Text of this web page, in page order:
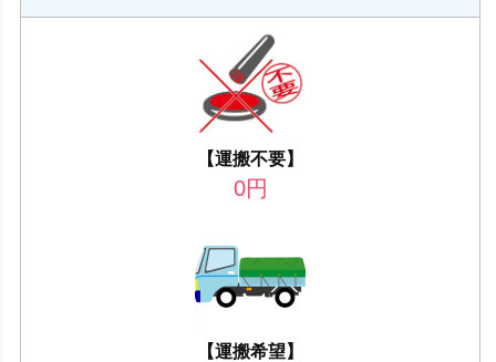
【運搬不要】
0円
【運搬希望】